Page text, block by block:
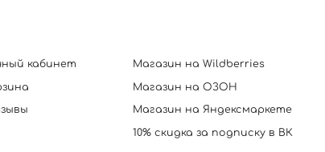
кабинет Магазин на Wildberries
Магазин на ОЗОН
Магазин на Яндексмаркете
10% скидка за подписку в ВК